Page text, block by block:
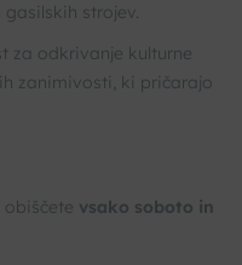
strojev.
za odkrivanje kulturne
zanimivosti, ki pričarajo
vsako soboto in